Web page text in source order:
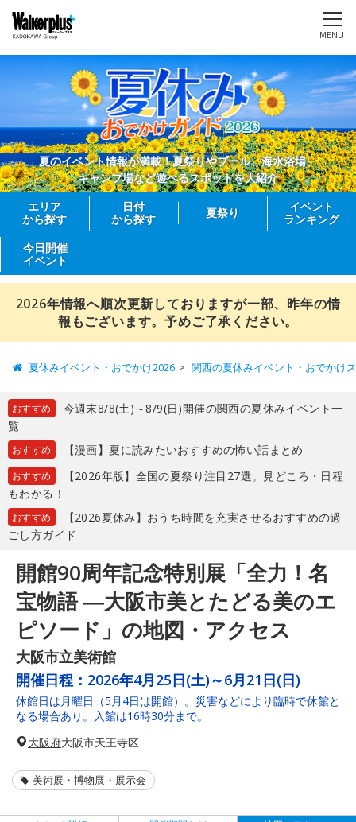
MENU
夏のイベント情報が満載！夏祭りやプール、海水浴場、
キャンプ場など遊べるスポットを大紹介
エリア
から探す
日付
から探す
夏祭り
イベント
ランキング
今日開催
イベント
2026年情報へ順次更新しておりますが一部、昨年の情
報もございます。予めご了承ください。
夏休みイベント・おでかけ2026 関西の夏休みイベント・おでかけ
おすすめ
今週末8/8(土)～8/9(日)開催の関西の夏休みイベント一
覧
おすすめ 【漫画】夏に読みたいおすすめの怖い話まとめ
おすすめ
【2026年版】全国の夏祭り注目27選。見どころ・日程
もわかる！
おすすめ
【2026夏休み】おうち時間を充実させるおすすめの過
ごし方ガイド
開館90周年記念特別展「全力！名
宝物語 ―大阪市美とたどる美のエ
ピソード」の地図・アクセス
大阪市立美術館
開催日程： 2026年4月25日(土)～6月21日(日)
休館日は月曜日（5月4日は開館）。災害などにより臨時で休館と
なる場合あり。入館は16時30分まで。
大阪府大阪市天王寺区
美術展・博物展・展示会